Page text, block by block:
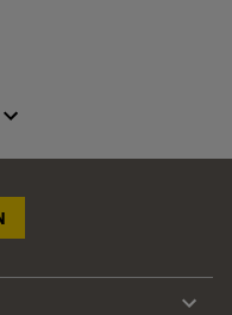
Größen und sie
Papierkram, sondern
frei bewegen,
anpassbare Schienen
und A4-Blätter.